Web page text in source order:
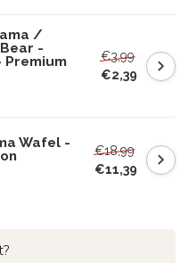
/
-
Premium
€3,99
€2,39
Wafel -
€18,99
€11,39